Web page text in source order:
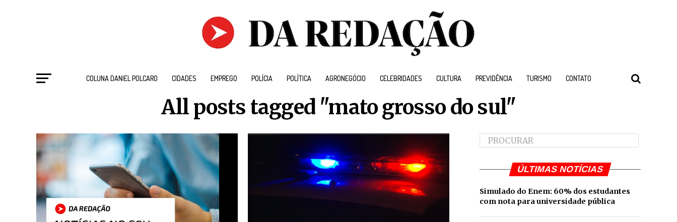
COLUNA DANIEL POLCARO CIDADES EMPREGO POLÍCIA POLÍTICA AGRONEGÓCIO CELEBRIDADES CULTURA PREVIDÊNCIA TURISMO CONTATO
All posts tagged "mato grosso do sul"
ÚLTIMAS NOTÍCIAS
Simulado do Enem: 60% dos estudantes
com nota para universidade pública